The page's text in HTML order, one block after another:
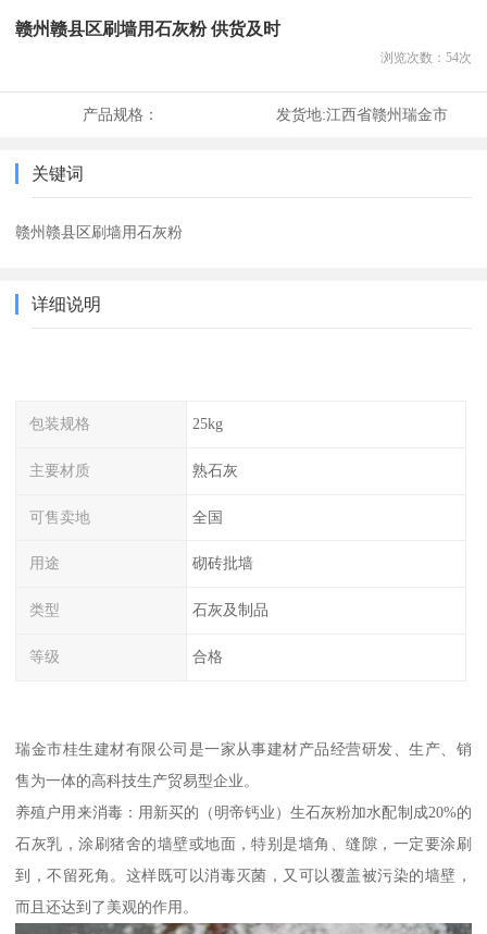
赣州赣县区刷墙用石灰粉 供货及时
浏览次数： 54次
产品规格： 发货地:江西省赣州瑞金市
关键词
赣州赣县区刷墙用石灰粉
详细说明
包装规格 25kg
主要材质 熟石灰
可售卖地 全国
用途 砌砖批墙
类型 石灰及制品
等级 合格
瑞金市桂生建材有限公司是一家从事建材产品经营研发、生产、销
售为一体的高科技生产贸易型企业。
养殖户用来消毒：用新买的（明帝钙业）生石灰粉加水配制成20%的
石灰乳，涂刷猪舍的墙壁或地面，特别是墙角、缝隙，一定要涂刷
到，不留死角。这样既可以消毒灭菌，又可以覆盖被污染的墙壁，
而且还达到了美观的作用。